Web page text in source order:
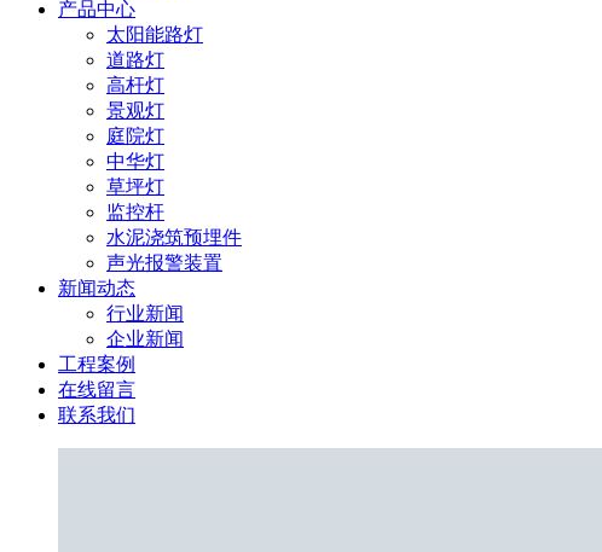
产品中心
太阳能路灯
道路灯
高杆灯
景观灯
庭院灯
中华灯
草坪灯
监控杆
水泥浇筑预埋件
声光报警装置
新闻动态
行业新闻
企业新闻
工程案例
在线留言
联系我们